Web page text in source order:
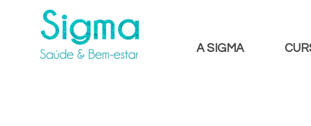
A SIGMA